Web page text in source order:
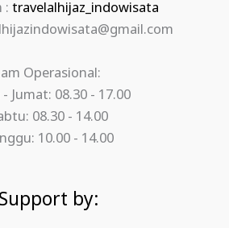
: travelalhijaz_indowisata
Jam Operasional:
- Jumat: 08.30 - 17.00
08.30 - 14.00
10.00 - 14.00
Support by: